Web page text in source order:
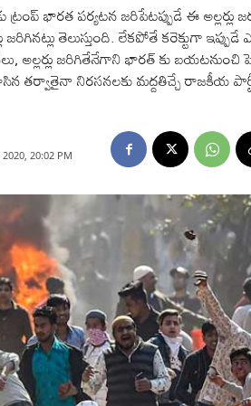
ట్రంప్ భారత పర్యటన జరిపేటప్పుడే ఈ
తెలుస్తుంది. లేకపోతే కరెక్టుగా ఇప్పుడే
అల్లర్లు జరిగితేనేగాని భారత్ కు బయటనుంచి
తర్వాతైనా నిరసనలకు మద్దతిచ్చే రాజకీయ
20:02 PM